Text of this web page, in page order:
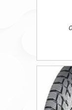
Диаметр